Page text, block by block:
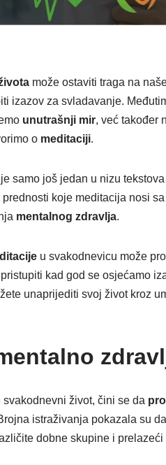
može ostaviti traga na
izazov za svladavanje.
unutrašnji mir, već također
o meditaciji.
samo još jedan u nizu
koje meditacija nosi
mentalnog zdravlja.
u svakodnevicu može
kad god se osjećamo
unaprijediti svoj život kroz
život, čini se da
istraživanja pokazala su
dobne skupine i prelazeći